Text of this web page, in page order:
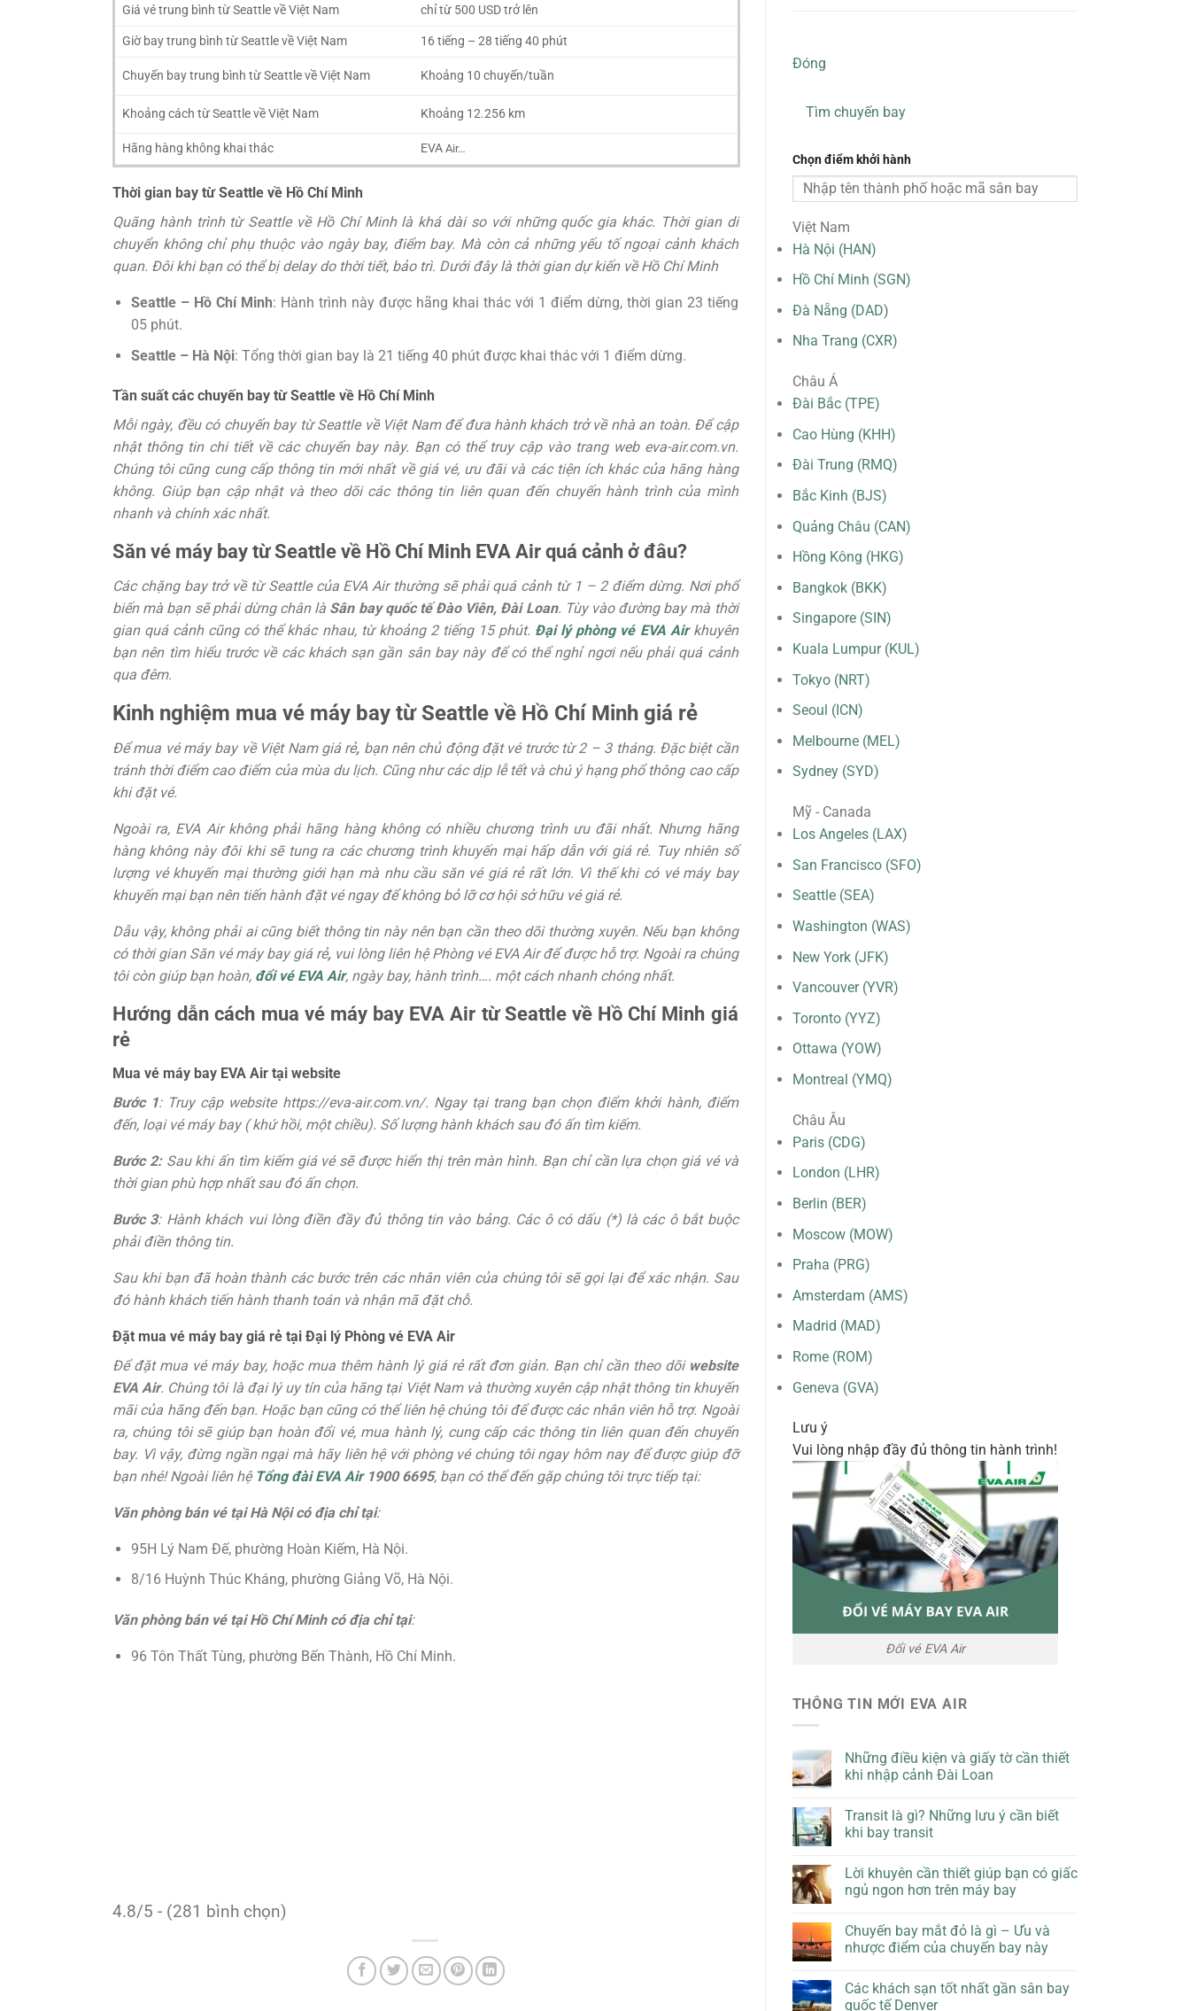
Giá vé trung bình từ Seattle về Việt Nam chỉ từ 500 USD trở lên
Giờ bay trung bình từ Seattle về Việt Nam 16 tiếng – 28 tiếng 40 phút
Chuyến bay trung bình từ Seattle về Việt Nam Khoảng 10 chuyến/tuần
Khoảng cách từ Seattle về Việt Nam Khoảng 12.256 km
Hãng hàng không khai thác EVA Air…
Thời gian bay từ Seattle về Hồ Chí Minh
Quãng hành trình từ Seattle về Hồ Chí Minh là khá dài so với những quốc gia khác. Thời gian di
chuyển không chỉ phụ thuộc vào ngày bay, điểm bay. Mà còn cả những yếu tố ngoại cảnh khách
quan. Đôi khi bạn có thể bị delay do thời tiết, bảo trì. Dưới đây là thời gian dự kiến về Hồ Chí Minh
Seattle – Hồ Chí Minh: Hành trình này được hãng khai thác với 1 điểm dừng, thời gian 23 tiếng
05 phút.
Seattle – Hà Nội: Tổng thời gian bay là 21 tiếng 40 phút được khai thác với 1 điểm dừng.
Tần suất các chuyến bay từ Seattle về Hồ Chí Minh
Mỗi ngày, đều có chuyến bay từ Seattle về Việt Nam để đưa hành khách trở về nhà an toàn. Để cập
nhật thông tin chi tiết về các chuyến bay này. Bạn có thể truy cập vào trang web eva-air.com.vn.
Chúng tôi cũng cung cấp thông tin mới nhất về giá vé, ưu đãi và các tiện ích khác của hãng hàng
không. Giúp bạn cập nhật và theo dõi các thông tin liên quan đến chuyến hành trình của mình
nhanh và chính xác nhất.
Săn vé máy bay từ Seattle về Hồ Chí Minh EVA Air quá cảnh ở đâu?
Các chặng bay trở về từ Seattle của EVA Air thường sẽ phải quá cảnh từ 1 – 2 điểm dừng. Nơi phổ
biến mà bạn sẽ phải dừng chân là Sân bay quốc tế Đào Viên, Đài Loan. Tùy vào đường bay mà thời
gian quá cảnh cũng có thể khác nhau, từ khoảng 2 tiếng 15 phút. Đại lý phòng vé EVA Airkhuyên
bạn nên tìm hiểu trước về các khách sạn gần sân bay này để có thể nghỉ ngơi nếu phải quá cảnh
qua đêm.
Kinh nghiệm mua vé máy bay từ Seattle về Hồ Chí Minh giá rẻ
Để mua vé máy bay về Việt Nam giá rẻ, bạn nên chủ động đặt vé trước từ 2 – 3 tháng. Đặc biệt cần
tránh thời điểm cao điểm của mùa du lịch. Cũng như các dịp lễ tết và chú ý hạng phổ thông cao cấp
khi đặt vé.
Ngoài ra, EVA Air không phải hãng hàng không có nhiều chương trình ưu đãi nhất. Nhưng hãng
hàng không này đôi khi sẽ tung ra các chương trình khuyến mại hấp dẫn với giá rẻ. Tuy nhiên số
lượng vé khuyến mại thường giới hạn mà nhu cầu săn vé giá rẻ rất lớn. Vì thế khi có vé máy bay
khuyến mại bạn nên tiến hành đặt vé ngay để không bỏ lỡ cơ hội sở hữu vé giá rẻ.
Dẫu vậy, không phải ai cũng biết thông tin này nên bạn cần theo dõi thường xuyên. Nếu bạn không
có thời gian Săn vé máy bay giá rẻ, vui lòng liên hệ Phòng vé EVA Air để được hỗ trợ. Ngoài ra chúng
tôi còn giúp bạn hoàn, đổi vé EVA Air, ngày bay, hành trình…. một cách nhanh chóng nhất.
Hướng dẫn cách mua vé máy bay EVA Air từ Seattle về Hồ Chí Minh giá
rẻ
Mua vé máy bay EVA Air tại website
Bước 1: Truy cập website https://eva-air.com.vn/. Ngay tại trang bạn chọn điểm khởi hành, điểm
đến, loại vé máy bay ( khứ hồi, một chiều). Số lượng hành khách sau đó ấn tìm kiếm.
Bước 2: Sau khi ấn tìm kiếm giá vé sẽ được hiển thị trên màn hình. Bạn chỉ cần lựa chọn giá vé và
thời gian phù hợp nhất sau đó ấn chọn.
Bước 3: Hành khách vui lòng điền đầy đủ thông tin vào bảng. Các ô có dấu (*) là các ô bắt buộc
phải điền thông tin.
Sau khi bạn đã hoàn thành các bước trên các nhân viên của chúng tôi sẽ gọi lại để xác nhận. Sau
đó hành khách tiến hành thanh toán và nhận mã đặt chỗ.
Đặt mua vé máy bay giá rẻ tại Đại lý Phòng vé EVA Air
Để đặt mua vé máy bay, hoặc mua thêm hành lý giá rẻ rất đơn giản. Bạn chỉ cần theo dõi website
EVA Air. Chúng tôi là đại lý uy tín của hãng tại Việt Nam và thường xuyên cập nhật thông tin khuyến
mãi của hãng đến bạn. Hoặc bạn cũng có thể liên hệ chúng tôi để được các nhân viên hỗ trợ. Ngoài
ra, chúng tôi sẽ giúp bạn hoàn đổi vé, mua hành lý, cung cấp các thông tin liên quan đến chuyến
bay. Vì vậy, đừng ngần ngại mà hãy liên hệ với phòng vé chúng tôi ngay hôm nay để được giúp đỡ
bạn nhé! Ngoài liên hệ Tổng đài EVA Air1900 6695, bạn có thể đến gặp chúng tôi trực tiếp tại:
Văn phòng bán vé tại Hà Nội có địa chỉ tại:
95H Lý Nam Đế, phường Hoàn Kiếm, Hà Nội.
8/16 Huỳnh Thúc Kháng, phường Giảng Võ, Hà Nội.
Văn phòng bán vé tại Hồ Chí Minh có địa chỉ tại:
96 Tôn Thất Tùng, phường Bến Thành, Hồ Chí Minh.
4.8/5 - (281 bình chọn)
Đóng
Tìm chuyến bay
Chọn điểm khởi hành
Việt Nam
Hà Nội (HAN)
Hồ Chí Minh (SGN)
Đà Nẵng (DAD)
Nha Trang (CXR)
Châu Á
Đài Bắc (TPE)
Cao Hùng (KHH)
Đài Trung (RMQ)
Bắc Kinh (BJS)
Quảng Châu (CAN)
Hồng Kông (HKG)
Bangkok (BKK)
Singapore (SIN)
Kuala Lumpur (KUL)
Tokyo (NRT)
Seoul (ICN)
Melbourne (MEL)
Sydney (SYD)
Mỹ - Canada
Los Angeles (LAX)
San Francisco (SFO)
Seattle (SEA)
Washington (WAS)
New York (JFK)
Vancouver (YVR)
Toronto (YYZ)
Ottawa (YOW)
Montreal (YMQ)
Châu Âu
Paris (CDG)
London (LHR)
Berlin (BER)
Moscow (MOW)
Praha (PRG)
Amsterdam (AMS)
Madrid (MAD)
Rome (ROM)
Geneva (GVA)
Lưu ý
Vui lòng nhập đầy đủ thông tin hành trình!
Đổi vé EVA Air
THÔNG TIN MỚI EVA AIR
Những điều kiện và giấy tờ cần thiết
khi nhập cảnh Đài Loan
Transit là gì? Những lưu ý cần biết
khi bay transit
Lời khuyên cần thiết giúp bạn có giấc
ngủ ngon hơn trên máy bay
Chuyến bay mắt đỏ là gì – Ưu và
nhược điểm của chuyến bay này
Các khách sạn tốt nhất gần sân bay
quốc tế Denver